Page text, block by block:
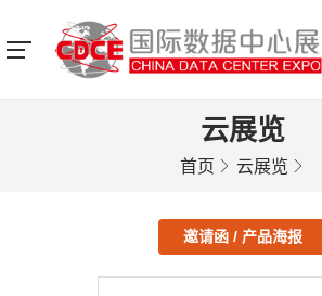
云展览
首页 云展览
邀请函 / 产品海报